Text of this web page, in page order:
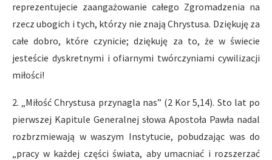
reprezentujecie zaangażowanie całego Zgromadzenia na
rzecz ubogich i tych, którzy nie znają Chrystusa. Dziękuję za
całe dobro, które czynicie; dziękuję za to, że w świecie
jesteście dyskretnymi i ofiarnymi twórczyniami cywilizacji
miłości!
2. „Miłość Chrystusa przynagla nas” (2 Kor 5,14). Sto lat po
pierwszej Kapitule Generalnej słowa Apostoła Pawła nadal
rozbrzmiewają w waszym Instytucie, pobudzając was do
„pracy w każdej części świata, aby umacniać i rozszerzać